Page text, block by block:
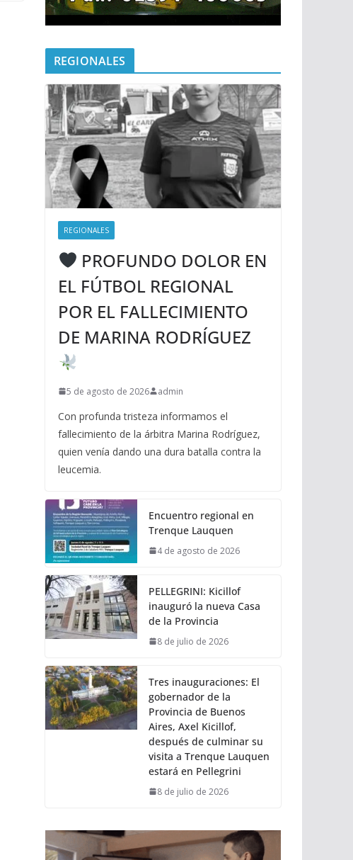
REGIONALES
REGIONALES
PROFUNDO DOLOR EN
EL FÚTBOL REGIONAL
POR EL FALLECIMIENTO
DE MARINA RODRÍGUEZ
5 de agosto de 2026 admin
Con profunda tristeza informamos el
fallecimiento de la árbitra Marina Rodríguez,
quien venía dando una dura batalla contra la
leucemia.
Encuentro regional en
Trenque Lauquen
4 de agosto de 2026
PELLEGRINI: Kicillof
inauguró la nueva Casa
de la Provincia
8 de julio de 2026
Tres inauguraciones: El
gobernador de la
Provincia de Buenos
Aires, Axel Kicillof,
después de culminar su
visita a Trenque Lauquen
estará en Pellegrini
8 de julio de 2026